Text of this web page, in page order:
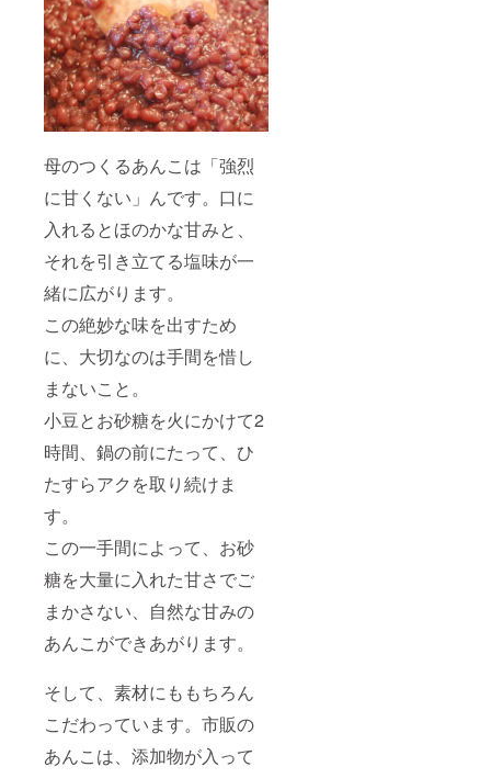
母のつくるあんこは「強烈
に甘くない」んです。口に
入れるとほのかな甘みと、
それを引き立てる塩味が一
緒に広がります。
この絶妙な味を出すため
に、大切なのは手間を惜し
まないこと。
小豆とお砂糖を火にかけて2
時間、鍋の前にたって、ひ
たすらアクを取り続けま
す。
この一手間によって、お砂
糖を大量に入れた甘さでご
まかさない、自然な甘みの
あんこができあがります。
そして、素材にももちろん
こだわっています。市販の
あんこは、添加物が入って